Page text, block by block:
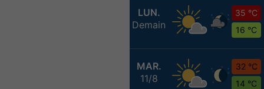
LUN.
Demain
35 °C
16 °C
MAR.
11/8
32 °C
14 °C